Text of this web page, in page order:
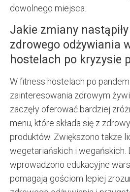
dowolnego miejsca.
Jakie zmiany
zdrowego odżywiania
hostelach po kryzysie
W fitness hostelach po
zainteresowania zdrowym
zaczęły oferować bardziej
menu, które składa się z
produktów. Zwiększono także
wegetariańskich i wegańskich.
wprowadzono edukacyjne
pomagają gościom lepiej